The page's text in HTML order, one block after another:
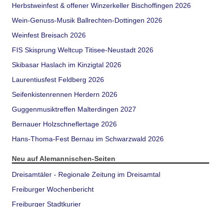
Herbstweinfest & offener Winzerkeller Bischoffingen 2026
Wein-Genuss-Musik Ballrechten-Dottingen 2026
Weinfest Breisach 2026
FIS Skisprung Weltcup Titisee-Neustadt 2026
Skibasar Haslach im Kinzigtal 2026
Laurentiusfest Feldberg 2026
Seifenkistenrennen Herdern 2026
Guggenmusiktreffen Malterdingen 2027
Bernauer Holzschneflertage 2026
Hans-Thoma-Fest Bernau im Schwarzwald 2026
Neu auf Alemannischen-Seiten
Dreisamtäler - Regionale Zeitung im Dreisamtal
Freiburger Wochenbericht
Freiburger Stadtkurier